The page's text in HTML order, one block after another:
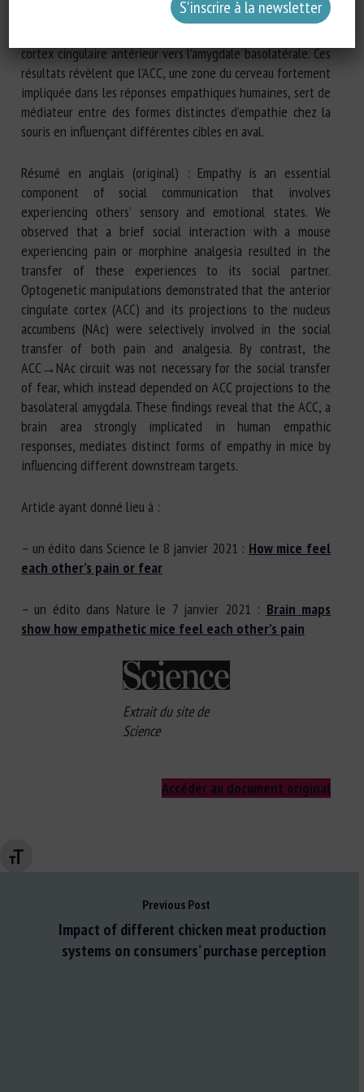
Changer la taille de la police
le circuit ACC→NAc n’était pas nécessaire pour le transfert
cortex cingulaire antérieur vers l’amygdale basolatérale. Ces
résultats révèlent que l’ACC, une zone du cerveau fortement
impliquée dans les réponses empathiques humaines, sert de
médiateur entre des formes distinctes d’empathie chez la
souris en influençant différentes cibles en aval.
Résumé en anglais (original) : Empathy is an essential
component of social communication that involves
experiencing others’ sensory and emotional states. We
observed that a brief social interaction with a mouse
experiencing pain or morphine analgesia resulted in the
transfer of these experiences to its social partner.
Optogenetic manipulations demonstrated that the anterior
cingulate cortex (ACC) and its projections to the nucleus
accumbens (NAc) were selectively involved in the social
transfer of both pain and analgesia. By contrast, the
ACC→NAc circuit was not necessary for the social transfer
of fear, which instead depended on ACC projections to the
basolateral amygdala. These findings reveal that the ACC, a
brain area strongly implicated in human empathic
responses, mediates distinct forms of empathy in mice by
influencing different downstream targets.
Article ayant donné lieu à :
– un édito dans Science le 8 janvier 2021 : How mice feel
each other’s pain or fear
– un édito dans Nature le 7 janvier 2021 : Brain maps
show how empathetic mice feel each other’s pain
Extrait du site de
Science
Accéder au document original
Previous Post
Impact of different chicken meat production
systems on consumers’ purchase perception